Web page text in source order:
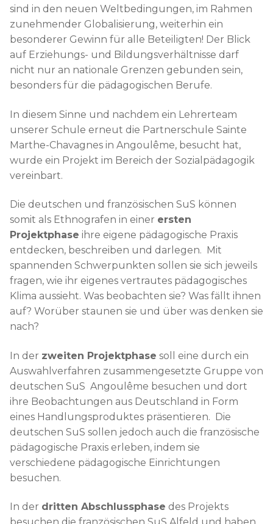
sind in den neuen Weltbedingungen, im Rahmen
zunehmender Globalisierung, weiterhin ein
besonderer Gewinn für alle Beteiligten! Der Blick
auf Erziehungs- und Bildungsverhältnisse darf
nicht nur an nationale Grenzen gebunden sein,
besonders für die pädagogischen Berufe.
In diesem Sinne und nachdem ein Lehrerteam
unserer Schule erneut die Partnerschule Sainte
Marthe-Chavagnes in Angoulême, besucht hat,
wurde ein Projekt im Bereich der Sozialpädagogik
vereinbart.
Die deutschen und französischen SuS können
somit als Ethnografen in einer ersten
Projektphase ihre eigene pädagogische Praxis
entdecken, beschreiben und darlegen. Mit
spannenden Schwerpunkten sollen sie sich jeweils
fragen, wie ihr eigenes vertrautes pädagogisches
Klima aussieht. Was beobachten sie? Was fällt ihnen
auf? Worüber staunen sie und über was denken sie
nach?
In der zweiten Projektphase soll eine durch ein
Auswahlverfahren zusammengesetzte Gruppe von
deutschen SuS Angoulême besuchen und dort
ihre Beobachtungen aus Deutschland in Form
eines Handlungsproduktes präsentieren. Die
deutschen SuS sollen jedoch auch die französische
pädagogische Praxis erleben, indem sie
verschiedene pädagogische Einrichtungen
besuchen.
In der dritten Abschlussphase des Projekts